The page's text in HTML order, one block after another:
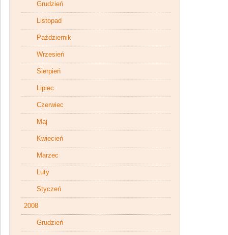
Grudzień
Listopad
Październik
Wrzesień
Sierpień
Lipiec
Czerwiec
Maj
Kwiecień
Marzec
Luty
Styczeń
2008
Grudzień